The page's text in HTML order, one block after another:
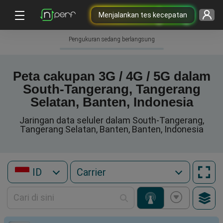
Menjalankan tes kecepatan
Pengukuran sedang berlangsung
Peta cakupan 3G / 4G / 5G dalam
South-Tangerang, Tangerang
Selatan, Banten, Indonesia
Jaringan data seluler dalam South-Tangerang,
Tangerang Selatan, Banten, Banten, Indonesia
ID